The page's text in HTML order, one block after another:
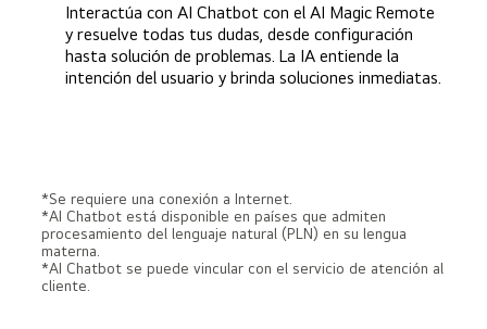
Interactúa con AI Chatbot con el AI Magic Remote
y resuelve todas tus dudas, desde configuración
hasta solución de problemas. La IA entiende la
intención del usuario y brinda soluciones inmediatas.
*Se requiere una conexión a Internet.
*AI Chatbot está disponible en países que admiten
procesamiento del lenguaje natural (PLN) en su lengua
materna.
*AI Chatbot se puede vincular con el servicio de atención al
cliente.